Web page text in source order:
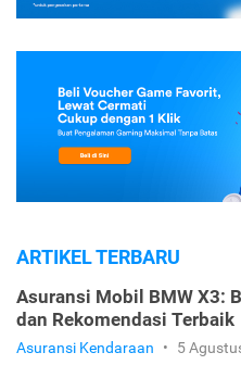
ARTIKEL TERBARU
Asuransi Mobil BMW X3:
dan Rekomendasi Terbaik
Asuransi Kendaraan • 5